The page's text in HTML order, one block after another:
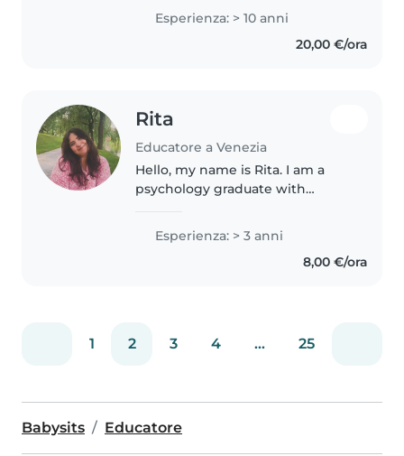
nel lavoro educativo. Ho lavorato
con bambini e ragazzi di diverse
fasce d'età, dai neonati agli
Esperienza: > 10 anni
20,00 €/ora
Rita
Educatore a Venezia
Hello, my name is Rita. I am a
psychology graduate with
through child-protection and
psychosocial programmes. I am
caring, patient, responsible, and..
Esperienza: > 3 anni
8,00 €/ora
1 2 3 4 ... 25
Babysits Educatore